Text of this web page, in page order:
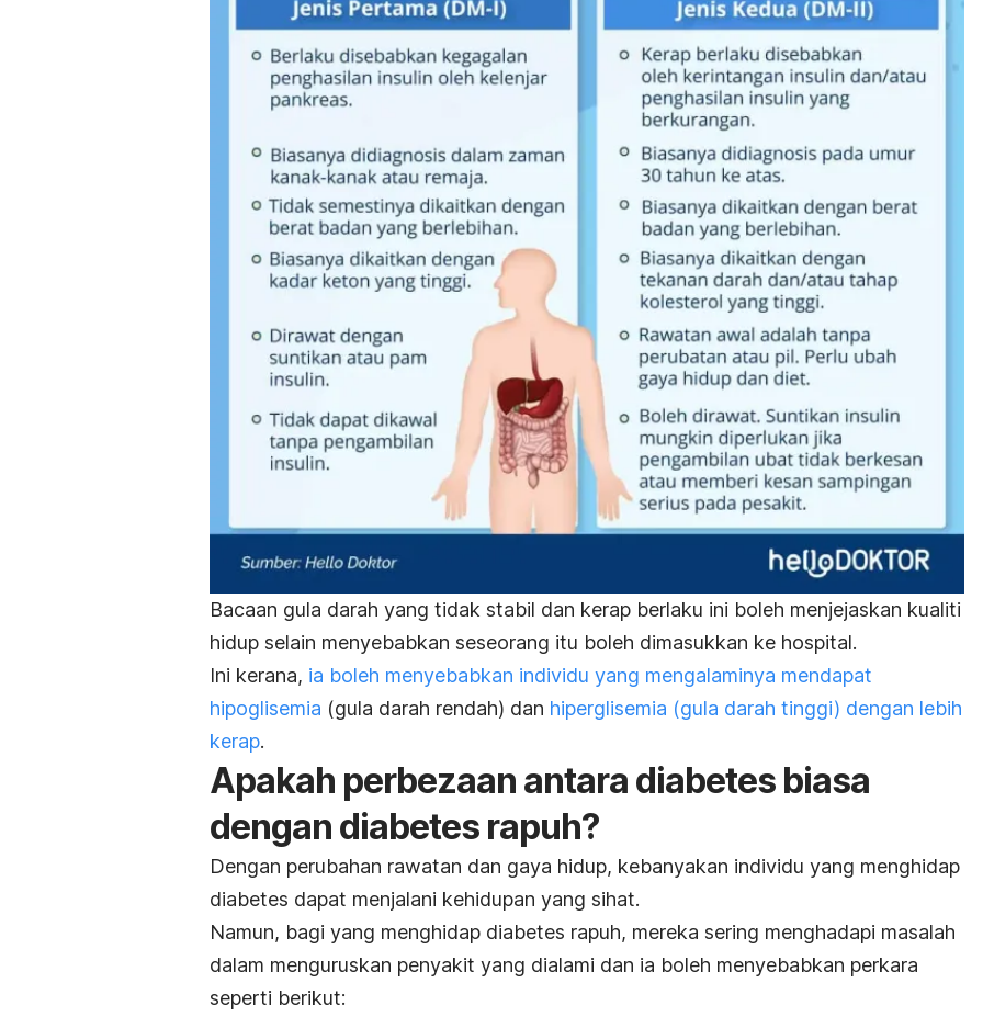
Bacaan gula darah yang tidak stabil dan kerap berlaku ini boleh menjejaskan kualiti
hidup selain menyebabkan seseorang itu boleh dimasukkan ke hospital.
Ini kerana, ia boleh menyebabkan individu yang mengalaminya mendapat
hipoglisemia (gula darah rendah) dan hiperglisemia (gula darah tinggi) dengan lebih
kerap.
Apakah perbezaan antara diabetes biasa
dengan diabetes rapuh?
Dengan perubahan rawatan dan gaya hidup, kebanyakan individu yang menghidap
diabetes dapat menjalani kehidupan yang sihat.
Namun, bagi yang menghidap diabetes rapuh, mereka sering menghadapi masalah
dalam menguruskan penyakit yang dialami dan ia boleh menyebabkan perkara
seperti berikut: